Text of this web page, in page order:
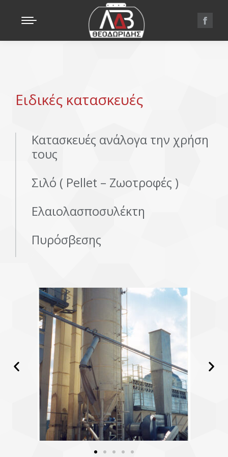
Ειδικές κατασκευές
Κατασκευές ανάλογα την χρήση
τους
Σιλό ( Pellet – Ζωοτροφές )
Ελαιολασποσυλέκτη
Πυρόσβεσης